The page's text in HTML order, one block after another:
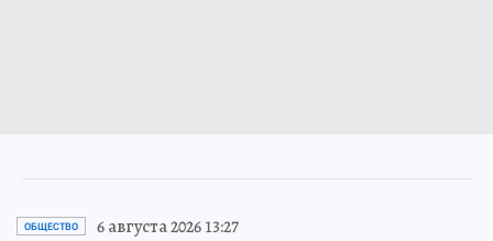
ОБЩЕСТВО 6 августа 2026 13:27